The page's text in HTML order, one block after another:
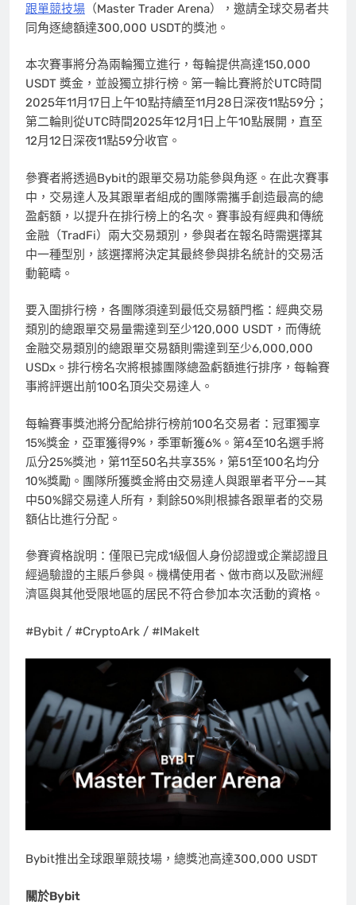
跟單競技場 （Master Trader Arena），邀請全球交易者共
同角逐總額達300,000 USDT的獎池。
本次賽事將分為兩輪獨立進行，每輪提供高達150,000
USDT 獎金，並設獨立排行榜。第一輪比賽將於UTC時間
2025年11月17日上午10點持續至11月28日深夜11點59分；
第二輪則從UTC時間2025年12月1日上午10點展開，直至
12月12日深夜11點59分收官。
參賽者將透過Bybit的跟單交易功能參與角逐。在此次賽事
中，交易達人及其跟單者組成的團隊需攜手創造最高的總
盈虧額，以提升在排行榜上的名次。賽事設有經典和傳統
金融（TradFi）兩大交易類別，參與者在報名時需選擇其
中一種型別，該選擇將決定其最終參與排名統計的交易活
動範疇。
要入圍排行榜，各團隊須達到最低交易額門檻：經典交易
類別的總跟單交易量需達到至少120,000 USDT，而傳統
金融交易類別的總跟單交易額則需達到至少6,000,000
USDx。排行榜名次將根據團隊總盈虧額進行排序，每輪賽
事將評選出前100名頂尖交易達人。
每輪賽事獎池將分配給排行榜前100名交易者：冠軍獨享
15%獎金，亞軍獲得9%，季軍斬獲6%。第4至10名選手將
瓜分25%獎池，第11至50名共享35%，第51至100名均分
10%獎勵。團隊所獲獎金將由交易達人與跟單者平分——其
中50%歸交易達人所有，剩餘50%則根據各跟單者的交易
額佔比進行分配。
參賽資格說明：僅限已完成1級個人身份認證或企業認證且
經過驗證的主賬戶參與。機構使用者、做市商以及歐洲經
濟區與其他受限地區的居民不符合參加本次活動的資格。
#Bybit / #CryptoArk / #IMakeIt
Bybit推出全球跟單競技場，總獎池高達300,000 USDT
關於Bybit